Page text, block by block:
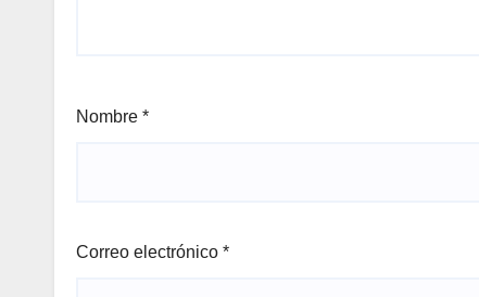
Nombre *
Correo electrónico *